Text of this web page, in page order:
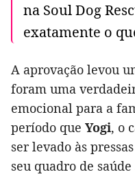
na Soul Dog
exatamente o
A aprovação levou
foram uma
emocional para a
período que Yogi, o
ser levado às
seu quadro de